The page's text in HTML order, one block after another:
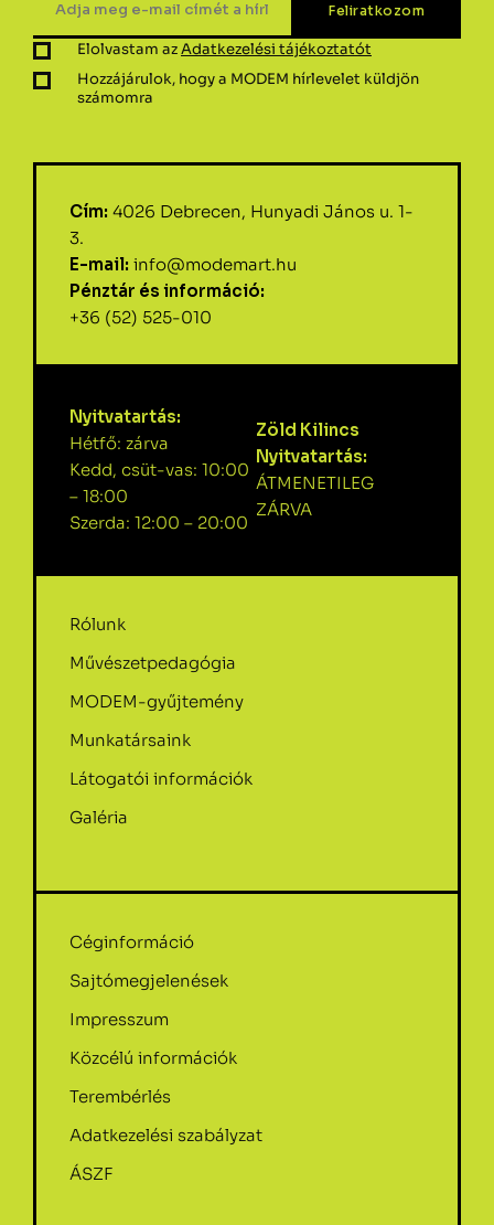
Elolvastam azAdatkezelési tájékoztatót
Hozzájárulok, hogy a MODEM hírlevelet küldjön
számomra
Cím: 4026 Debrecen, Hunyadi János u. 1-
3.
E-mail: info@modemart.hu
Pénztár és információ:
+36 (52) 525-010
Nyitvatartás:
Hétfő: zárva
Kedd, csüt-vas: 10:00
– 18:00
Szerda: 12:00 – 20:00
Zöld Kilincs
Nyitvatartás:
ÁTMENETILEG
ZÁRVA
Rólunk
Művészetpedagógia
MODEM-gyűjtemény
Munkatársaink
Látogatói információk
Galéria
Céginformáció
Sajtómegjelenések
Impresszum
Közcélú információk
Terembérlés
Adatkezelési szabályzat
ÁSZF